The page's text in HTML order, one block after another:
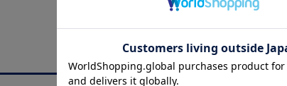
CATEGORY
商品を絞る